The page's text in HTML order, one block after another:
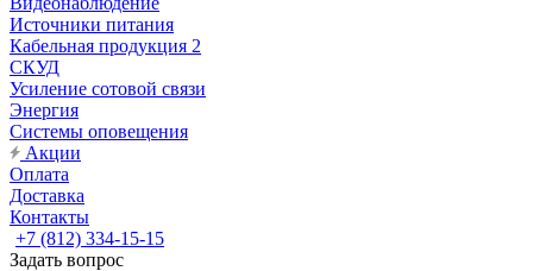
Источники питания
Кабельная продукция 2
СКУД
Усиление сотовой связи
Энергия
Системы оповещения
Акции
Оплата
Доставка
Контакты
+7 (812) 334-15-15
Задать вопрос